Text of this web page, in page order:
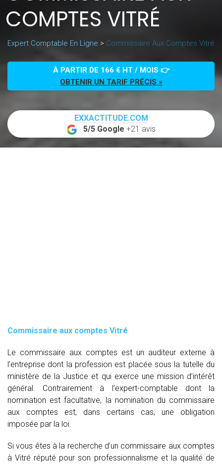
COMPTES VITRÉ
Expert Comptable En Ligne > Commissaire Aux Comptes Vitré
À PARTIR DE 166 € HT / MOIS 👉
OBTENIR UN TARIF PRÉCIS »
EXXACTITUDE.COM
5/5 Google +21 avis
Commissaire aux comptes Vitré
Le commissaire aux comptes est un auditeur externe à
l’entreprise dont la profession est placée sous la tutelle du
ministère de la Justice et qui exerce une mission d’intérêt
général. Contrairement à l’expert-comptable dont la
nomination est facultative, la nomination du commissaire
aux comptes est, dans certains cas, une obligation
imposée par la loi.
Si vous êtes à la recherche d’un commissaire aux comptes
à Vitré réputé pour son professionnalisme et la qualité de